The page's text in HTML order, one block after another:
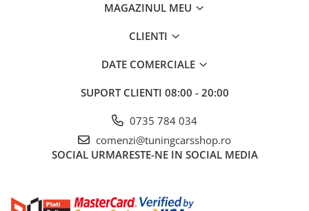
MAGAZINUL MEU
CLIENTI
DATE COMERCIALE
SUPORT CLIENTI 08:00 - 20:00
0735 784 034
comenzi@tuningcarsshop.ro
SOCIAL URMARESTE-NE IN SOCIAL MEDIA